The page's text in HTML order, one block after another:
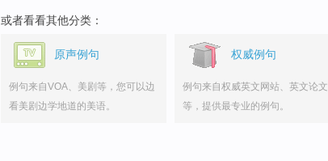
或者看看其他分类：
原声例句
例句来自VOA、美剧等，您可以边
看美剧边学地道的美语。
权威例句
例句来自权威英文网站、英文论文
等，提供最专业的例句。